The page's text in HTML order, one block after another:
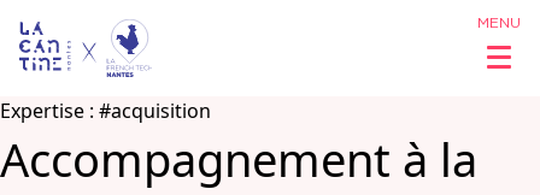
MENU
Expertise : #acquisition
Accompagnement à la